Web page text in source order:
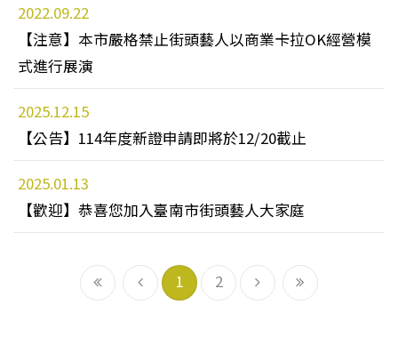
2022.09.22
【注意】本市嚴格禁止街頭藝人以商業卡拉OK經營模
式進行展演
2025.12.15
【公告】114年度新證申請即將於12/20截止
2025.01.13
【歡迎】恭喜您加入臺南市街頭藝人大家庭
第一頁上一頁
1 2 下一頁